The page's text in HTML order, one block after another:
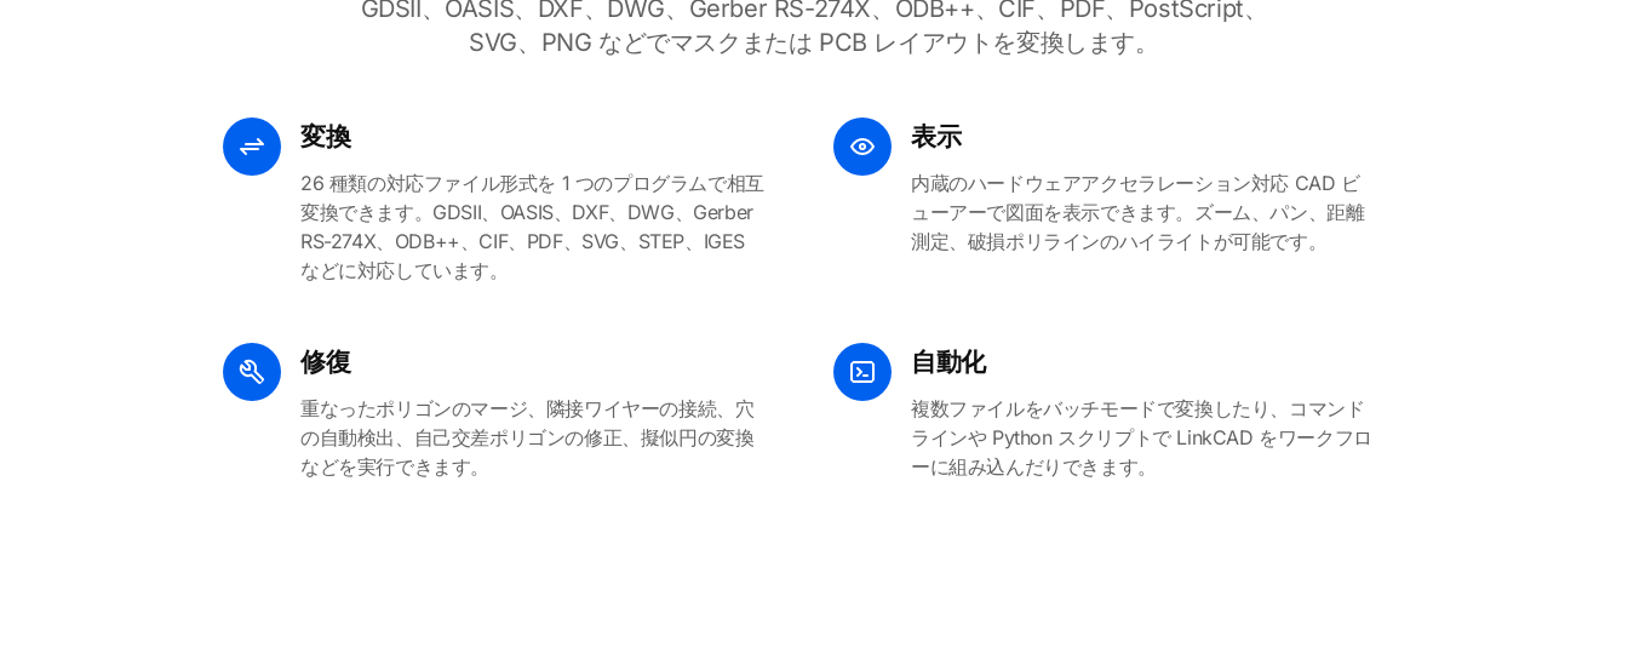
GDSII、OASIS、DXF、DWG、Gerber RS-274X、ODB++、CIF、PDF、PostScript、
SVG、PNG などでマスクまたは PCB レイアウトを変換します。
変換
26 種類の対応ファイル形式を 1 つのプログラムで相互
変換できます。GDSII、OASIS、DXF、DWG、Gerber
RS-274X、ODB++、CIF、PDF、SVG、STEP、IGES
などに対応しています。
表示
内蔵のハードウェアアクセラレーション対応 CAD ビ
ューアーで図面を表示できます。ズーム、パン、距離
測定、破損ポリラインのハイライトが可能です。
修復
重なったポリゴンのマージ、隣接ワイヤーの接続、穴
の自動検出、自己交差ポリゴンの修正、擬似円の変換
などを実行できます。
自動化
複数ファイルをバッチモードで変換したり、コマンド
ラインや Python スクリプトで LinkCAD をワークフロ
ーに組み込んだりできます。